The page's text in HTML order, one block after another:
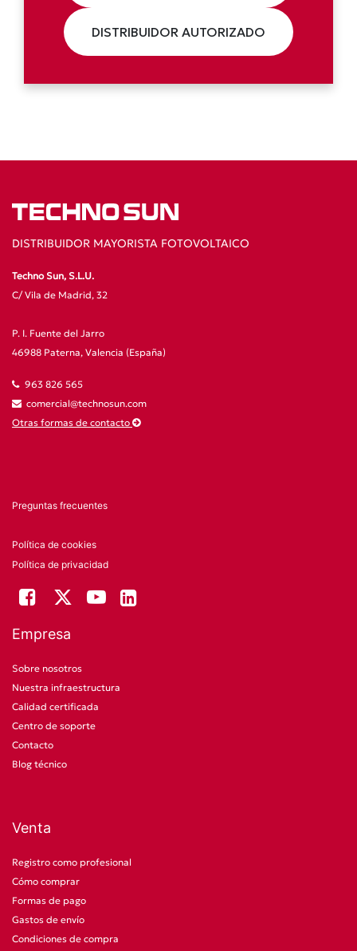
DISTRIBUIDOR AUTORIZADO
DISTRIBUIDOR MAYORISTA FOTOVOLTAICO
Techno Sun, S.L.U.
C/ Vila de Madrid, 32
P. I. Fuente del Jarro
46988 Paterna, Valencia (España)
963 826 565
comercial@technosun.com
Otras formas de contacto
Preguntas frecuentes
Política de cookies
Política de privacidad
Empresa
Sobre nosotros
Nuestra infraestructura
Calidad certificada
Centro de soporte
Contacto
Blog técnico
Venta
Registro como profesional
Cómo comprar
Formas de pago
Gastos de envío
Condiciones de compra